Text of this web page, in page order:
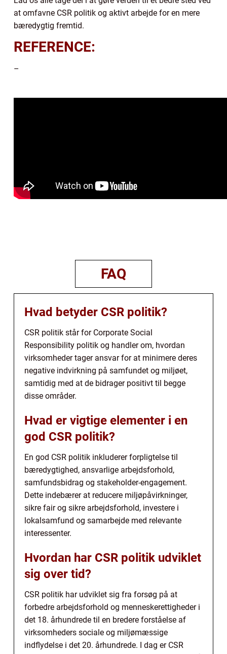
at omfavne CSR politik og aktivt arbejde for en mere
bæredygtig fremtid.
REFERENCE:
–
FAQ
Hvad betyder CSR politik?
CSR politik står for Corporate Social
Responsibility politik og handler om, hvordan
virksomheder tager ansvar for at minimere deres
negative indvirkning på samfundet og miljøet,
samtidig med at de bidrager positivt til begge
disse områder.
Hvad er vigtige elementer i en
god CSR politik?
En god CSR politik inkluderer forpligtelse til
bæredygtighed, ansvarlige arbejdsforhold,
samfundsbidrag og stakeholder-engagement.
Dette indebærer at reducere miljøpåvirkninger,
sikre fair og sikre arbejdsforhold, investere i
lokalsamfund og samarbejde med relevante
interessenter.
Hvordan har CSR politik udviklet
sig over tid?
CSR politik har udviklet sig fra forsøg på at
forbedre arbejdsforhold og menneskerettigheder i
det 18. århundrede til en bredere forståelse af
virksomheders sociale og miljømæssige
indflydelse i det 20. århundrede. I dag er CSR